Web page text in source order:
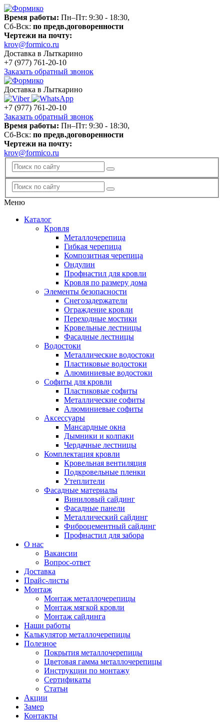
Время работы: Пн–Пт: 9:30 - 18:30,
Сб-Вск: по предв.договоренности
Чертежи на почту:
krov@formico.ru
Доставка в Лыткарино
+7 (977) 761-20-10
Заказать обратный звонок
Доставка в Лыткарино
+7 (977) 761-20-10
Заказать обратный звонок
Время работы: Пн–Пт: 9:30 - 18:30,
Сб-Вск: по предв.договоренности
Чертежи на почту:
krov@formico.ru
Меню
Каталог
Кровля
Металлочерепица
Гибкая черепица
Композитная черепица
Ондулин
Профнастил для кровли
Кровля по размеру дома
Элементы безопасности
Снегозадержатели
Ограждение кровли
Переходные мостики
Кровельные лестницы
Фасадные лестницы
Водостоки
Металлические водостоки
Пластиковые водостоки
Алюминиевые водостоки
Софиты для кровли
Пластиковые софиты
Металлические софиты
Алюминиевые софиты
Аксессуары
Мансардные окна
Дымники и колпаки
Чердачные лестницы
Комплектация кровли
Кровельная вентиляция
Подкровельные пленки
Утеплители
Фасадные материалы
Виниловый сайдинг
Фасадные панели
Металлический сайдинг
Фиброцементный сайдинг
Профнастил для забора
О нас
Вакансии
Вопрос-ответ
Доставка
Прайс-листы
Монтаж
Монтаж металлочерепицы
Монтаж мягкой кровли
Монтаж сайдинга
Наши работы
Калькулятор металлочерепицы
Полезное
Покрытия металлочерепицы
Цветовая гамма металлочерепицы
Инструкции по монтажу
Сертификаты
Статьи
Акции
Замер
Контакты